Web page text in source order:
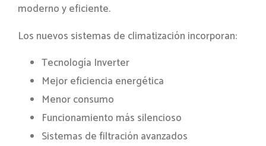
moderno y eficiente.
Los nuevos sistemas de climatización incorporan:
Tecnología Inverter
Mejor eficiencia energética
Menor consumo
Funcionamiento más silencioso
Sistemas de filtración avanzados